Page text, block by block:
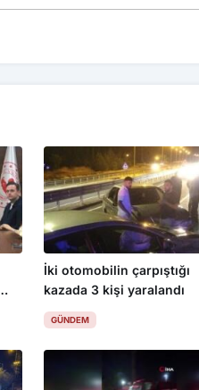
İki otomobilin çarpıştığı
kazada 3 kişi yaralandı
GÜNDEM